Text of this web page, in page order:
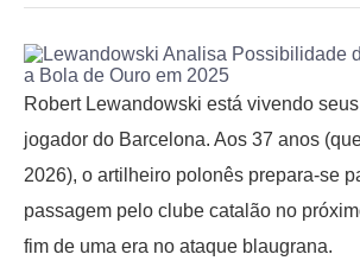
Robert Lewandowski está vivendo
jogador do Barcelona. Aos 37 anos
2026), o artilheiro polonês prepara-se
passagem pelo clube catalão no
fim de uma era no ataque blaugrana.